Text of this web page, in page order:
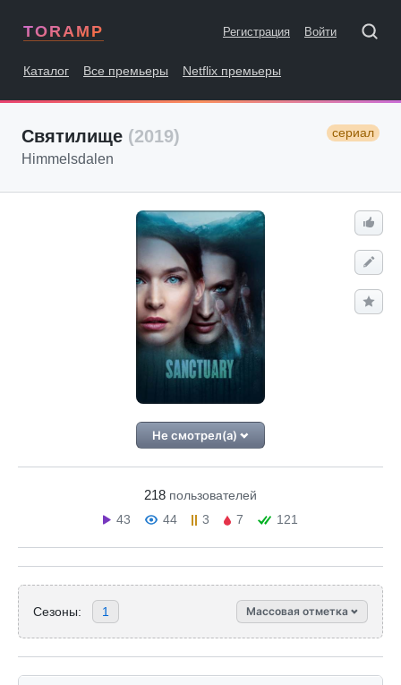
TORAMP Регистрация Войти
Каталог Все премьеры Netflix премьеры
Святилище (2019) сериал
Himmelsdalen
Не смотрел(а)
218 пользователей
43
44 3 7 121
Сезоны: 1 Массовая отметка